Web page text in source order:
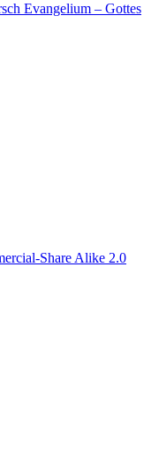
Evangelium – Gottes
Share Alike 2.0